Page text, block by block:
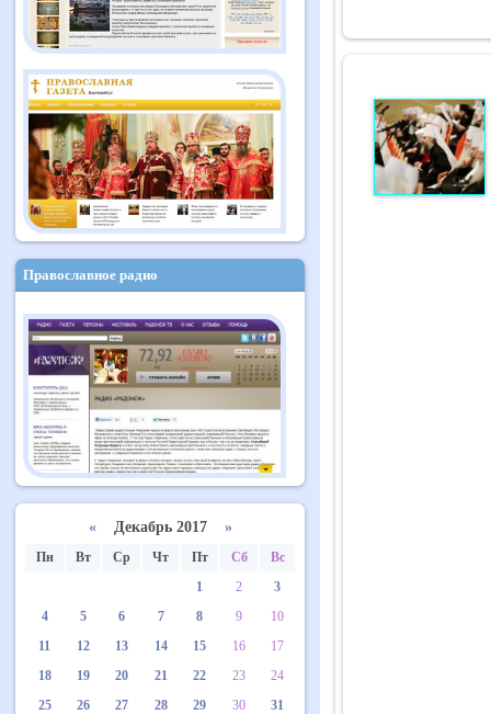
Православное радио
«Декабрь 2017 »
Пн Вт Ср Чт Пт Сб
Вс
1
2
3
4
5 6 7 8 9
10
11
12 13 14 15 16
17
18
19 20 21 22 23
24
25
26 27 28 29 30 31